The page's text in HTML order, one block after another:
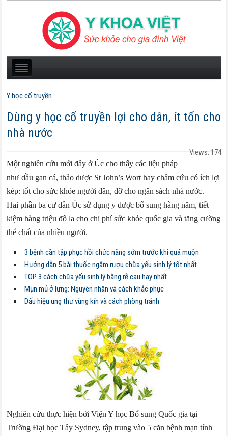
Y học cổ truyền
Dùng y học cổ truyền lợi cho dân, ít tốn cho
nhà nước
Views: 174
Một nghiên cứu mới đây ở Úc cho thấy các liệu pháp
như dầu gan cá, thảo dược St John’s Wort hay châm cứu có ích lợi
kép: tốt cho sức khỏe người dân, đỡ cho ngân sách nhà nước.
Hai phần ba cư dân Úc sử dụng y dược bổ sung hàng năm, tiết
kiệm hàng triệu đô la cho chi phí sức khỏe quốc gia và tăng cường
thể chất của nhiều người.
3 bệnh cần tập phục hồi chức năng sớm trước khi quá muộn
Hướng dẫn 5 bài thuốc ngâm rượu chữa yếu sinh lý tốt nhất
TOP 3 cách chữa yếu sinh lý bằng rễ cau hay nhất
Mụn mủ ở lưng: Nguyên nhân và cách khắc phục
Dấu hiệu ung thư vùng kín và cách phòng tránh
Nghiên cứu thực hiện bởi Viện Y học Bổ sung Quốc gia tại
Trường Đại học Tây Sydney, tập trung vào 5 căn bệnh mạn tính